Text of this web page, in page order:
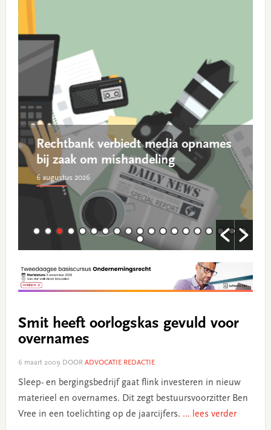
Rechtbank verbiedt media opnames
bij zaak om mishandeling
6 augustus 2026
Smit heeft oorlogskas gevuld voor
overnames
6 maart 2009 DOOR ADVOCATIE REDACTIE
Sleep- en bergingsbedrijf gaat flink investeren in nieuw
materieel en overnames. Dit zegt bestuursvoorzitter Ben
Vree in een toelichting op de jaarcijfers. ... lees verder